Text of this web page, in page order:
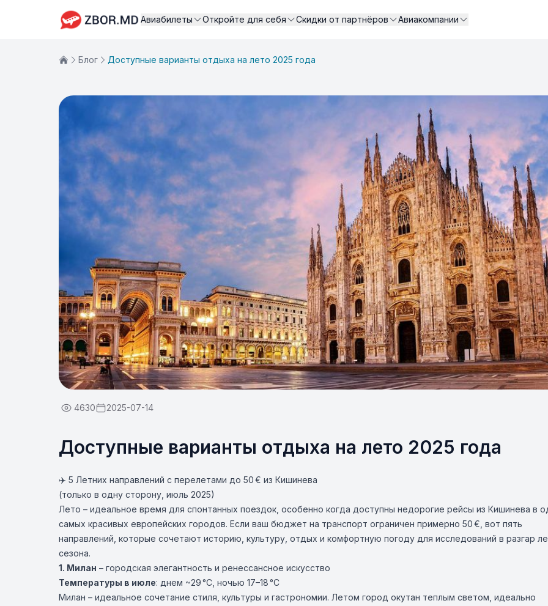
Авиабилеты Откройте для себя Скидки от партнёров Авиакомпании
Блог Доступные варианты отдыха на лето 2025 года
4630 2025-07-14
Доступные варианты отдыха на лето 2025 года
✈️ 5 Летних направлений с перелетами до 50 € из Кишинева
(только в одну сторону, июль 2025)
Лето – идеальное время для спонтанных поездок, особенно когда доступны недорогие рейсы из Кишинева в
самых красивых европейских городов. Если ваш бюджет на транспорт ограничен примерно 50 €, вот пять
направлений, которые сочетают историю, культуру, отдых и комфортную погоду для исследований в разгар
сезона.
1. Милан – городская элегантность и ренессансное искусство
Температуры в июле: днем ~29 °C, ночью 17–18 °C
Милан – идеальное сочетание стиля, культуры и гастрономии. Летом город окутан теплым светом, идеально